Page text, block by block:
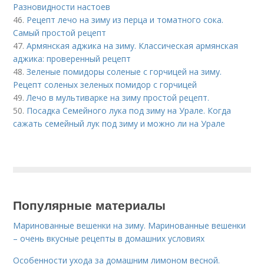
Разновидности настоев
46. Рецепт лечо на зиму из перца и томатного сока.
Самый простой рецепт
47.Армянская аджика на зиму. Классическая армянская
аджика: проверенный рецепт
48.Зеленые помидоры соленые с горчицей на зиму.
Рецепт соленых зеленых помидор с горчицей
49. Лечо в мультиварке на зиму простой рецепт.
50. Посадка Семейного лука под зиму на Урале. Когда
сажать семейный лук под зиму и можно ли на Урале
Популярные материалы
Маринованные вешенки на зиму. Маринованные вешенки
– очень вкусные рецепты в домашних условиях
Особенности ухода за домашним лимоном весной.